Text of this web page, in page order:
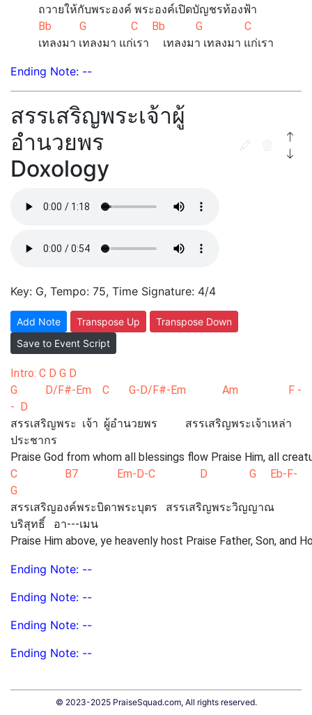
ถวายให้กับพระองค์ พระองค์เปิดบัญชรท้องฟ้า
Bb G C Bb G C
เทลงมา เทลงมา แก่เรา เทลงมา เทลงมา แก่เรา
Ending Note: --
สรรเสริญพระเจ้าผู้
อำนวยพร
Doxology
Key: G, Tempo: 75, Time Signature: 4/4
Add Note Transpose Up
Transpose Down
Save to Event Script
Intro: C D G D
G D/F#-Em C G-D/F#-Em Am F -
- D
สรรเสริญพระ เจ้า ผู้อำนวยพร สรรเสริญพระเจ้าเหล่า
ประชากร
Praise God from whom all blessings flow Praise Him, all
C B7 Em-D-C D G Eb-F-
G
สรรเสริญองค์พระบิดาพระบุตร สรรเสริญพระวิญญาณ
บริสุทธิ์ อา---เมน
Praise Him above, ye heavenly host Praise Father, Son, and
Ending Note: --
Ending Note: --
Ending Note: --
Ending Note: --
© 2023-2025 PraiseSquad.com, All rights reserved.